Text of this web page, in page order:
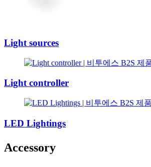
Light sources
Light controller
LED Lightings
Accessory